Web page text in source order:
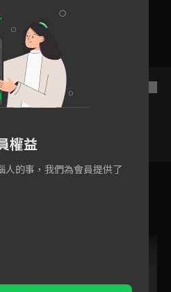
機重重的妃子，以聰慧和善良贏得
服人成為後宮之主。
李泰 劉暢
21 22 23
權益
人的事，我們為會員提供了